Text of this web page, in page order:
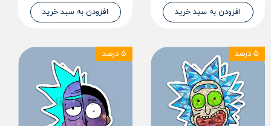
افزودن به سبد خرید افزودن به سبد خرید
۵ درصد ۵ درصد